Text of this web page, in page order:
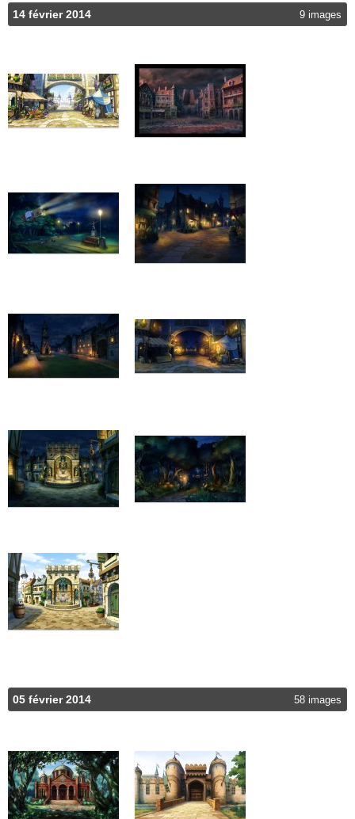
14 février 2014 9 images
05 février 2014 58 images